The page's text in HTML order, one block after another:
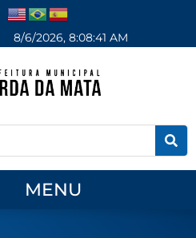
8/6/2026, 8:08:42 AM
MENU